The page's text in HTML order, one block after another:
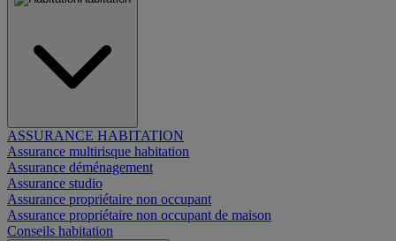
ASSURANCE HABITATION
Assurance multirisque habitation
Assurance déménagement
Assurance studio
Assurance propriétaire non occupant
Assurance propriétaire non occupant de maison
Conseils habitation